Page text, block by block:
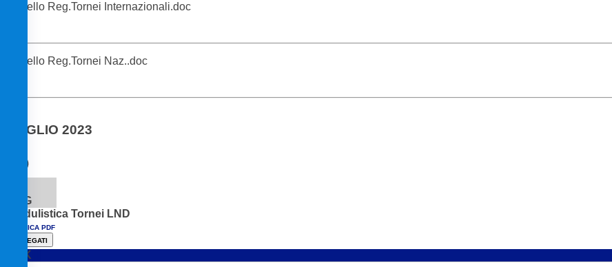
Modello Reg.Tornei Internazionali.doc
Modello Reg.Tornei Naz..doc
LUGLIO 2023
LUG
Modulistica Tornei LND
SCARICA PDF
ALLEGATI
LINK